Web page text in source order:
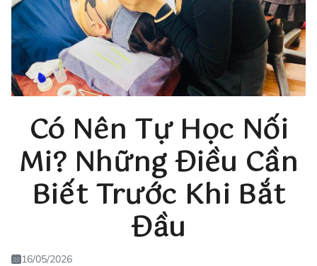
Có Nên Tự Học Nối
Mi? Những Điều Cần
Biết Trước Khi Bắt
Đầu
16/05/2026